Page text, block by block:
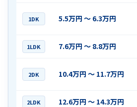
1DK 5.5万円 〜 6.3万円
1LDK 7.6万円 〜 8.8万円
2DK 10.4万円 〜 11.7万円
2LDK 12.6万円 〜 14.3万円